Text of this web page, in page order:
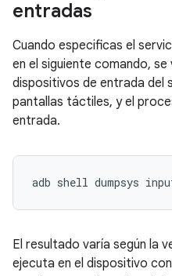
entradas
Cuando especificas el
en el siguiente comando,
dispositivos de entrada del
pantallas táctiles, y el
entrada.
El resultado varía según la
ejecuta en el dispositivo